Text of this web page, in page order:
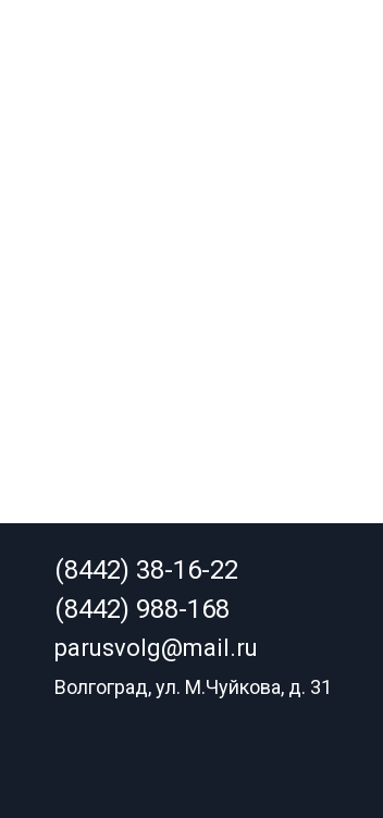
(8442) 38-16-22
(8442) 988-168
parusvolg@mail.ru
Волгоград, ул. М.Чуйкова, д. 31